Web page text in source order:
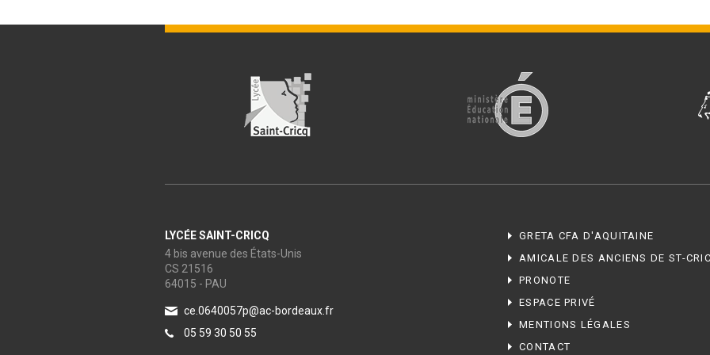
LYCÉE SAINT-CRICQ
4 bis avenue des États-Unis
CS 21516
64015 - PAU
ce.0640057p@ac-bordeaux.fr
05 59 30 50 55
GRETA CFA D'AQUITAINE
AMICALE DES ANCIENS DE ST-
PRONOTE
ESPACE PRIVÉ
MENTIONS LÉGALES
CONTACT